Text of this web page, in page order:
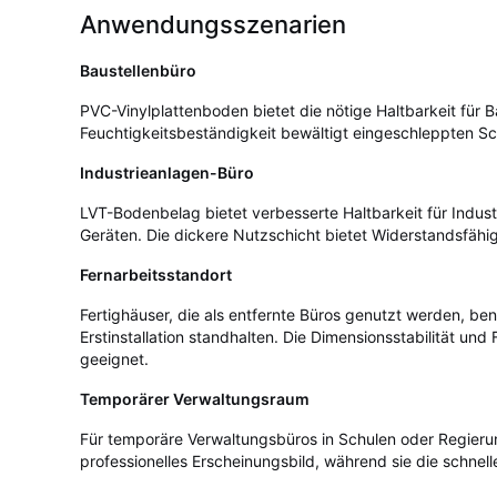
Anwendungsszenarien
Baustellenbüro
PVC-Vinylplattenboden bietet die nötige Haltbarkeit für
Feuchtigkeitsbeständigkeit bewältigt eingeschleppten
Industrieanlagen-Büro
LVT-Bodenbelag bietet verbesserte Haltbarkeit für
Geräten. Die dickere Nutzschicht bietet
Fernarbeitsstandort
Fertighäuser, die als entfernte Büros genutzt werden,
Erstinstallation standhalten. Die Dimensionsstabilität
geeignet.
Temporärer Verwaltungsraum
Für temporäre Verwaltungsbüros in Schulen oder
professionelles Erscheinungsbild, während sie die